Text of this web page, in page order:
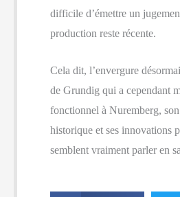
difficile d’émettre un
production reste récente.
Cela dit, l’envergure
de Grundig qui a cependant
fonctionnel à Nuremberg,
historique et ses innovations
semblent vraiment parler en